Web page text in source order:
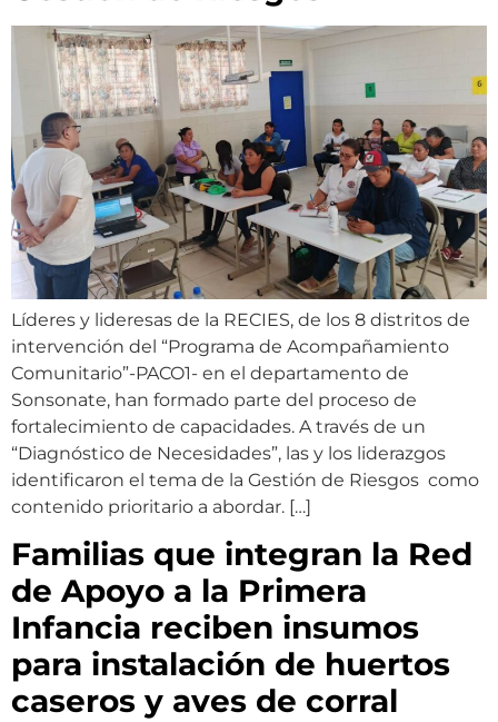
Líderes y lideresas de la RECIES, de los 8 distritos de
intervención del “Programa de Acompañamiento
Comunitario”-PACO1- en el departamento de
Sonsonate, han formado parte del proceso de
fortalecimiento de capacidades. A través de un
“Diagnóstico de Necesidades”, las y los liderazgos
identificaron el tema de la Gestión de Riesgos como
contenido prioritario a abordar. […]
Familias que integran la Red
de Apoyo a la Primera
Infancia reciben insumos
para instalación de huertos
caseros y aves de corral